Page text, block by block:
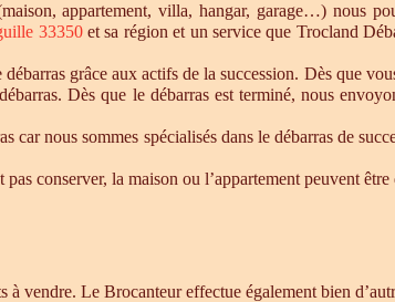
appartement, villa, hangar, garage…) nous
33350et sa région et un service que Trocland
grâce aux actifs de la succession. Dès que
Dès que le débarras est terminé, nous
nous sommes spécialisés dans le débarras de
conserver, la maison ou l’appartement peuvent
vendre. Le Brocanteur effectue également bien